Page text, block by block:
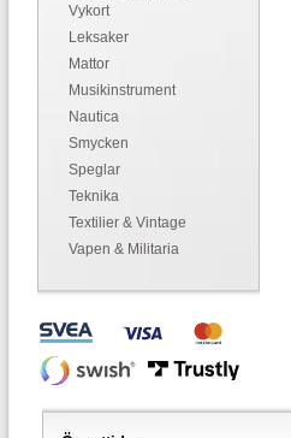
Vykort
Leksaker
Mattor
Musikinstrument
Nautica
Smycken
Speglar
Teknika
Textilier & Vintage
Vapen & Militaria